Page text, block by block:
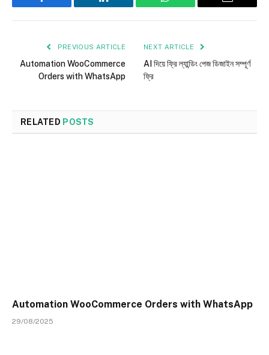
Facebook LinkedIn WhatsApp Email
PREVIOUS ARTICLE
Automation WooCommerce
Orders with WhatsApp
NEXT ARTICLE
AI দিয়ে ফ্রি ল্যান্ডিং পেজ ডিজাইন সম্পূর্ণ
ফ্রি
RELATED POSTS
Automation WooCommerce Orders with WhatsApp
29/08/2025